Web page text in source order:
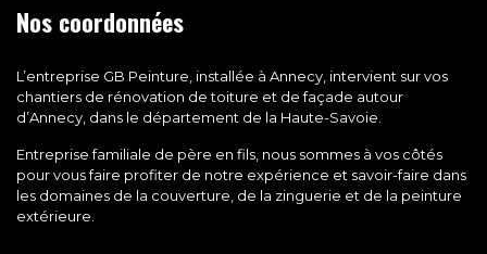
Nos coordonnées
L’entreprise GB Peinture , installée à Annecy, intervient sur vos
chantiers de rénovation de toiture et de façade autour
d’Annecy, dans le département de la Haute-Savoie.
Entreprise familiale de père en fils, nous sommes à vos côtés
pour vous faire profiter de notre expérience et savoir-faire dans
les domaines de la couverture, de la zinguerie et de la peinture
extérieure.